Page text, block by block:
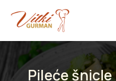
content
Pileće